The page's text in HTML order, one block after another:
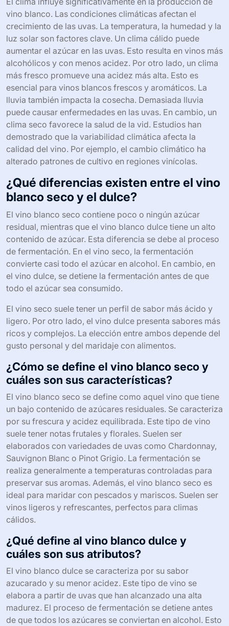
vino blanco. Las condiciones climáticas afectan el
crecimiento de las uvas. La temperatura, la humedad y la
luz solar son factores clave. Un clima cálido puede
aumentar el azúcar en las uvas. Esto resulta en vinos más
alcohólicos y con menos acidez. Por otro lado, un clima
más fresco promueve una acidez más alta. Esto es
esencial para vinos blancos frescos y aromáticos. La
lluvia también impacta la cosecha. Demasiada lluvia
puede causar enfermedades en las uvas. En cambio, un
clima seco favorece la salud de la vid. Estudios han
demostrado que la variabilidad climática afecta la
calidad del vino. Por ejemplo, el cambio climático ha
alterado patrones de cultivo en regiones vinícolas.
¿Qué diferencias existen entre el vino
blanco seco y el dulce?
El vino blanco seco contiene poco o ningún azúcar
residual, mientras que el vino blanco dulce tiene un alto
contenido de azúcar. Esta diferencia se debe al proceso
de fermentación. En el vino seco, la fermentación
convierte casi todo el azúcar en alcohol. En cambio, en
el vino dulce, se detiene la fermentación antes de que
todo el azúcar sea consumido.
El vino seco suele tener un perfil de sabor más ácido y
ligero. Por otro lado, el vino dulce presenta sabores más
ricos y complejos. La elección entre ambos depende del
gusto personal y del maridaje con alimentos.
¿Cómo se define el vino blanco seco y
cuáles son sus características?
El vino blanco seco se define como aquel vino que tiene
un bajo contenido de azúcares residuales. Se caracteriza
por su frescura y acidez equilibrada. Este tipo de vino
suele tener notas frutales y florales. Suelen ser
elaborados con variedades de uvas como Chardonnay,
Sauvignon Blanc o Pinot Grigio. La fermentación se
realiza generalmente a temperaturas controladas para
preservar sus aromas. Además, el vino blanco seco es
ideal para maridar con pescados y mariscos. Suelen ser
vinos ligeros y refrescantes, perfectos para climas
cálidos.
¿Qué define al vino blanco dulce y
cuáles son sus atributos?
El vino blanco dulce se caracteriza por su sabor
azucarado y su menor acidez. Este tipo de vino se
elabora a partir de uvas que han alcanzado una alta
madurez. El proceso de fermentación se detiene antes
de que todos los azúcares se conviertan en alcohol. Esto